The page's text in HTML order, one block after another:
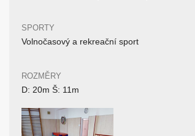
SPORTY
Volnočasový a rekreační sport
ROZMĚRY
D: 20m Š: 11m